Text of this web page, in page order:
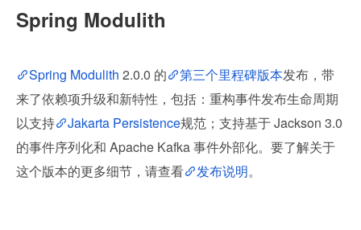
Spring Modulith
Spring Modulith 2.0.0 的 第三个里程碑版本发布，带
来了依赖项升级和新特性，包括：重构事件发布生命周期
以支持
Jakarta Persistence规范；支持基于 Jackson 3.0
的事件序列化和 Apache Kafka 事件外部化。要了解关于
这个版本的更多细节，请查看
发布说明。